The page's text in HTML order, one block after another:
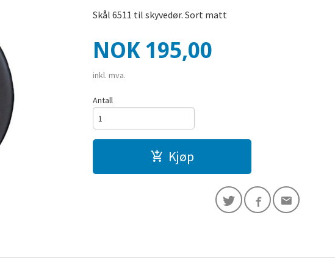
Skål 6511 til skyvedør. Sort matt
Pris
NOK 195,00
inkl. mva.
Antall
Kjøp